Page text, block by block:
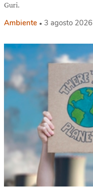
Guri.
Ambiente 3 agosto 2026